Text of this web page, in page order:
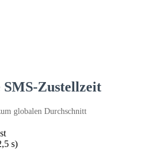
Zustellzeit
globalen Durchschnitt
s)